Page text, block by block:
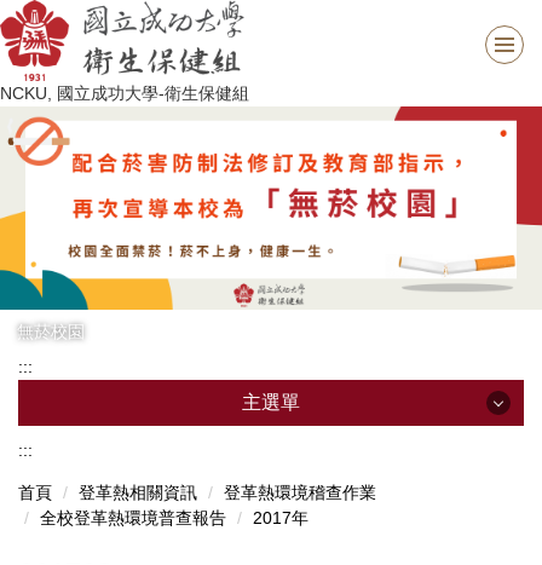
跳
到
主
要
內
容
區
NCKU, 國立成功大學-衛生保健組
無菸校園
:::
主選單
最新消息
:::
首頁 登革熱相關資訊
登革熱環境稽查作業
全校登革熱環境普查報告
2017年